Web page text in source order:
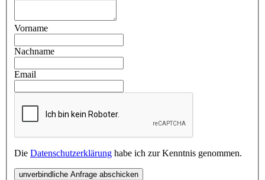
Vorname
Nachname
Email
Die Datenschutzerklärung habe ich zur Kenntnis genommen.
unverbindliche Anfrage abschicken